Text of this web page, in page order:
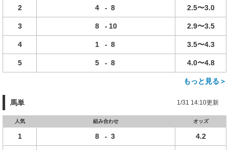
2 4 - 8 2.5〜3.0
3 8 - 10 2.9〜3.5
4 1 - 8 3.5〜4.3
5 5 - 8 4.0〜4.8
もっと見る＞
馬単 1/31 14:10更新
人気 組み合わせ オッズ
1 8 - 3 4.2